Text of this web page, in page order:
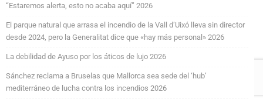
“Estaremos alerta, esto no acaba aquí” 2026
El parque natural que arrasa el incendio de la Vall d’Uixó lleva sin director
desde 2024, pero la Generalitat dice que «hay más personal» 2026
La debilidad de Ayuso por los áticos de lujo 2026
Sánchez reclama a Bruselas que Mallorca sea sede del ‘hub’
mediterráneo de lucha contra los incendios 2026